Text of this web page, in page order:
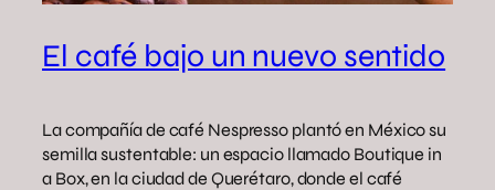
El café bajo un nuevo sentido
La compañía de café Nespresso plantó en México su
semilla sustentable: un espacio llamado Boutique in
a Box, en la ciudad de Querétaro, donde el café